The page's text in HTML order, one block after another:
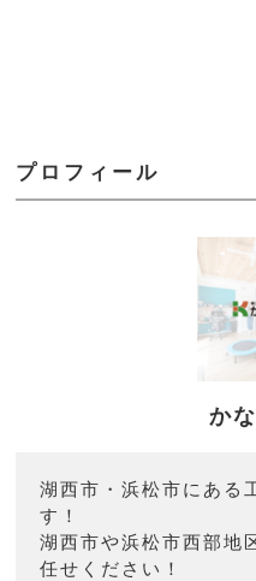
プロフィール
か
湖西市・浜松市にあ
す！
湖西市や浜松市西部地
任せください！